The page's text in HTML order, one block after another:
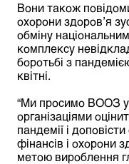
Вони також
охорони здоров’я
обміну
комплексу
боротьбі з
квітні.
“Ми просимо ВООЗ у
організаціями
пандемії і доповісти
фінансів і охорони
метою вироблення